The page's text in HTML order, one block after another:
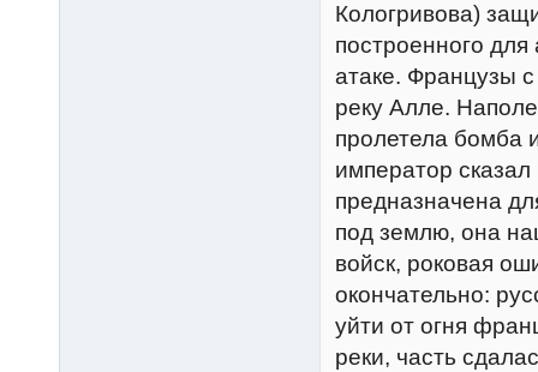
Кологривова)
построенного
атаке. Французы
реку Алле.
пролетела бомба
император
предназначена
под землю, она
войск, роковая
окончательно:
уйти от огня
реки, часть